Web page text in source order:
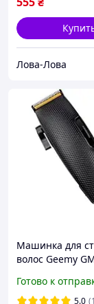
Лова-Лова
Машинка для
волос Geemy
(3_03238)
Готово к
5.0